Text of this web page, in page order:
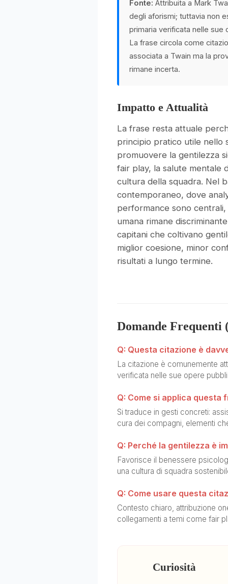
Fonte: Attribuita a Mark
degli aforismi; tuttavia non
primaria verificata nelle sue
La frase circola come
associata a Twain ma la
rimane incerta.
Impatto e Attualità
La frase resta attuale
principio pratico utile nello
promuovere la gentilezza
fair play, la salute mentale
cultura della squadra. Nel
contemporaneo, dove
performance sono
umana rimane
capitani che coltivano
miglior coesione, minor
risultati a lungo termine.
Domande Frequenti
Q: Questa citazione è
La citazione è comunemente
verificata nelle sue opere
Q: Come si applica questa
Si traduce in gesti concreti:
cura dei compagni, elementi
Q: Perché la gentilezza è
Favorisce il benessere
una cultura di squadra
Q: Come usare questa
Contesto chiaro, attribuzione
collegamenti a temi come fair
Curiosità